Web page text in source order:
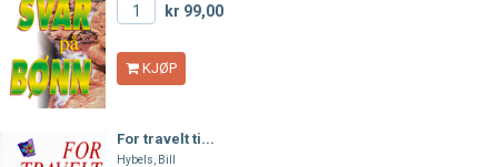
kr 99,00
KJØP
For travelt ti...
Hybels, Bill